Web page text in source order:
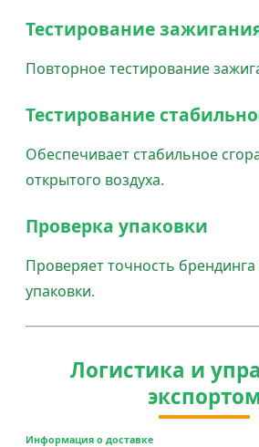
Тестирование
Повторное тестирование
Тестирование
Обеспечивает стабильное
открытого воздуха.
Проверка упаковки
Проверяет точность
упаковки.
Логистика и
Информация о доставке